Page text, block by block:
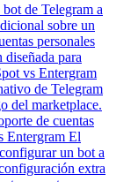
de Telegram a
sobre un
personales
para
vs Entergram
de Telegram
del marketplace.
de cuentas
Entergram El
un bot a
extra